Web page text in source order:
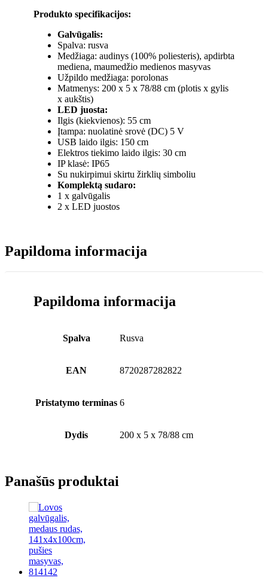
Produkto specifikacijos:
Galvūgalis:
Spalva: rusva
Medžiaga: audinys (100% poliesteris), apdirbta
mediena, maumedžio medienos masyvas
Užpildo medžiaga: porolonas
Matmenys: 200 x 5 x 78/88 cm (plotis x gylis
x aukštis)
LED juosta:
Ilgis (kiekvienos): 55 cm
Įtampa: nuolatinė srovė (DC) 5 V
USB laido ilgis: 150 cm
Elektros tiekimo laido ilgis: 30 cm
IP klasė: IP65
Su nukirpimui skirtu žirklių simboliu
Komplektą sudaro:
1 x galvūgalis
2 x LED juostos
Papildoma informacija
Papildoma informacija
Spalva Rusva
EAN 8720287282822
Pristatymo terminas 6
Dydis 200 x 5 x 78/88 cm
Panašūs produktai